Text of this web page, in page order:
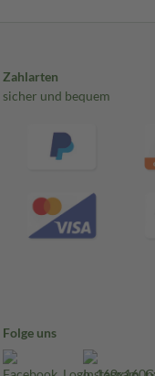
Zahlarten
sicher und bequem
Folge uns